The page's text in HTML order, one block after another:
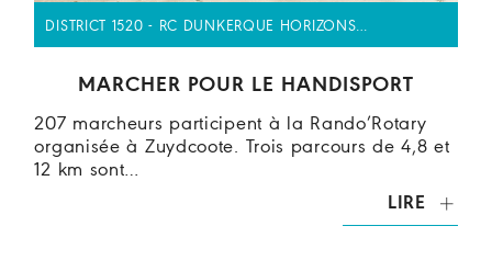
DISTRICT 1520 - RC DUNKERQUE HORIZONS…
MARCHER POUR LE HANDISPORT
207 marcheurs participent à la Rando’Rotary
organisée à Zuydcoote. Trois parcours de 4,8 et
12 km sont…
LIRE